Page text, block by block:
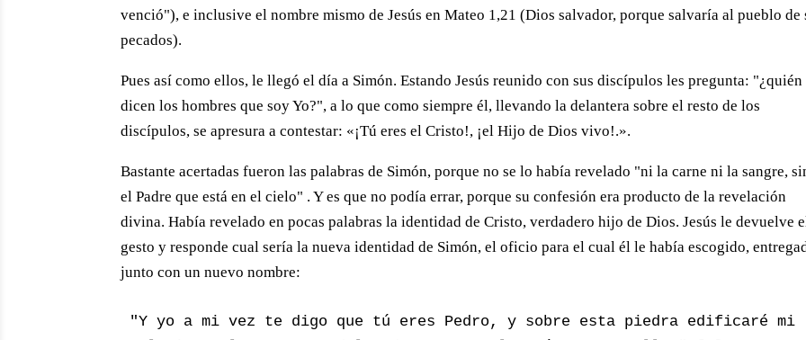
venció"), e inclusive el nombre mismo de Jesús en Mateo 1,21 (Dios salvador, porque salvaría al pueblo de
pecados).
Pues así como ellos, le llegó el día a Simón. Estando Jesús reunido con sus discípulos les pregunta: "¿quién
dicen los hombres que soy Yo?", a lo que como siempre él, llevando la delantera sobre el resto de los
discípulos, se apresura a contestar: «¡Tú eres el Cristo!, ¡el Hijo de Dios vivo!.».
Bastante acertadas fueron las palabras de Simón, porque no se lo había revelado "ni la carne ni la sangre,
el Padre que está en el cielo" . Y es que no podía errar, porque su confesión era producto de la revelación
divina. Había revelado en pocas palabras la identidad de Cristo, verdadero hijo de Dios. Jesús le devuelve
gesto y responde cual sería la nueva identidad de Simón, el oficio para el cual él le había escogido,
junto con un nuevo nombre:
"Y yo a mi vez te digo que tú eres Pedro, y sobre esta piedra edificaré mi